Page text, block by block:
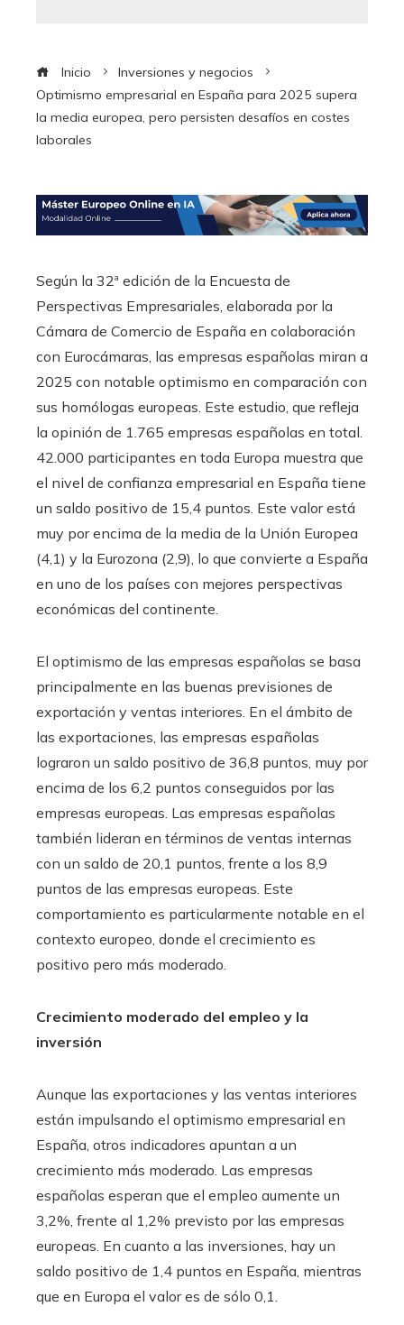
Inicio
Inversiones y negocios
Optimismo empresarial en España para 2025 supera
la media europea, pero persisten desafíos en costes
laborales
Según la 32ª edición de la Encuesta de
Perspectivas Empresariales, elaborada por la
Cámara de Comercio de España en colaboración
con Eurocámaras, las empresas españolas miran a
2025 con notable optimismo en comparación con
sus homólogas europeas. Este estudio, que refleja
la opinión de 1.765 empresas españolas en total.
42.000 participantes en toda Europa muestra que
el nivel de confianza empresarial en España tiene
un saldo positivo de 15,4 puntos. Este valor está
muy por encima de la media de la Unión Europea
(4,1) y la Eurozona (2,9), lo que convierte a España
en uno de los países con mejores perspectivas
económicas del continente.
El optimismo de las empresas españolas se basa
principalmente en las buenas previsiones de
exportación y ventas interiores. En el ámbito de
las exportaciones, las empresas españolas
lograron un saldo positivo de 36,8 puntos, muy por
encima de los 6,2 puntos conseguidos por las
empresas europeas. Las empresas españolas
también lideran en términos de ventas internas
con un saldo de 20,1 puntos, frente a los 8,9
puntos de las empresas europeas. Este
comportamiento es particularmente notable en el
contexto europeo, donde el crecimiento es
positivo pero más moderado.
Crecimiento moderado del empleo y la
inversión
Aunque las exportaciones y las ventas interiores
están impulsando el optimismo empresarial en
España, otros indicadores apuntan a un
crecimiento más moderado. Las empresas
españolas esperan que el empleo aumente un
3,2%, frente al 1,2% previsto por las empresas
europeas. En cuanto a las inversiones, hay un
saldo positivo de 1,4 puntos en España, mientras
que en Europa el valor es de sólo 0,1.